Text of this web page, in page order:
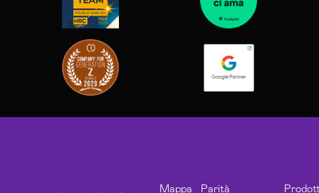
Mappa
Parità